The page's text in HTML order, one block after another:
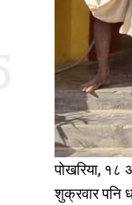
पोखरिया, १८
शुक्रवार पनि